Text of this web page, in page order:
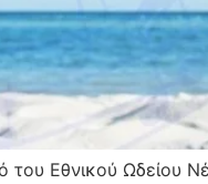
του Εθνικού Ωδείου